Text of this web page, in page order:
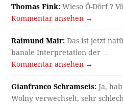
Thomas Fink: Wieso Ö-Dörf ?
Kommentar ansehen →
Raimund Mair: Das ist jetzt
banale Interpretation der…
Kommentar ansehen →
Gianfranco Schramseis: Ja,
Wolny verwechselt, sehr